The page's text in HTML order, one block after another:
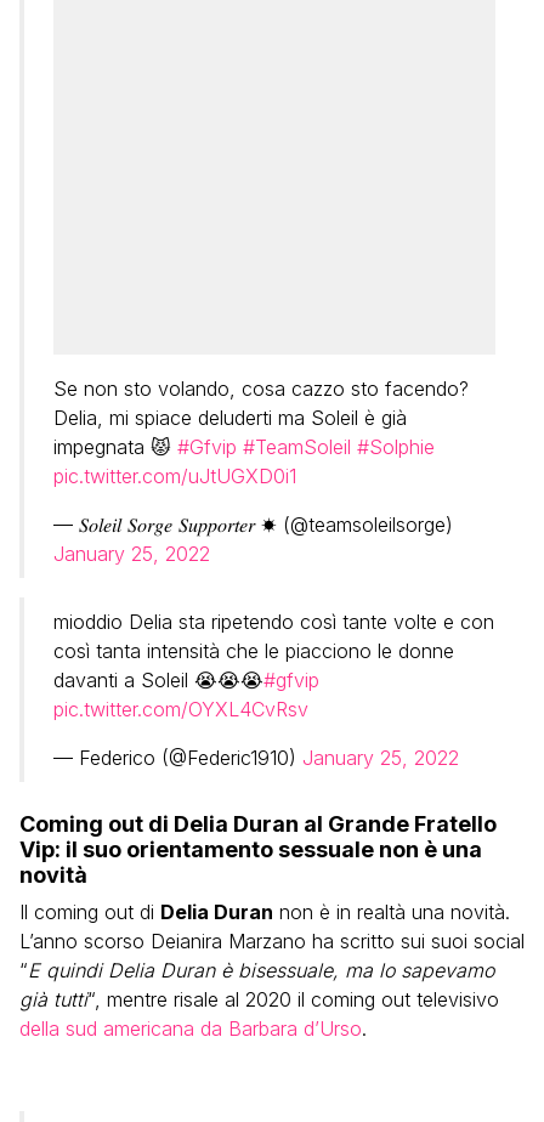
Se non sto volando, cosa cazzo sto facendo?
Delia, mi spiace deluderti ma Soleil è già
impegnata 😾 #Gfvip #TeamSoleil #Solphie
pic.twitter.com/uJtUGXD0i1
— 𝑆𝑜𝑙𝑒𝑖𝑙 𝑆𝑜𝑟𝑔𝑒 𝑆𝑢𝑝𝑝𝑜𝑟𝑡𝑒𝑟 ☀︎︎ (@teamsoleilsorge)
January 25, 2022
mioddio Delia sta ripetendo così tante volte e con
così tanta intensità che le piacciono le donne
davanti a Soleil 😭😭😭#gfvip
pic.twitter.com/OYXL4CvRsv
— Federico (@Federic1910) January 25, 2022
Coming out di Delia Duran al Grande Fratello
Vip: il suo orientamento sessuale non è una
novità
Il coming out di Delia Duran non è in realtà una novità.
L’anno scorso Deianira Marzano ha scritto sui suoi social
“E quindi Delia Duran è bisessuale, ma lo sapevamo
già tutti“, mentre risale al 2020 il coming out televisivo
della sud americana da Barbara d’Urso.